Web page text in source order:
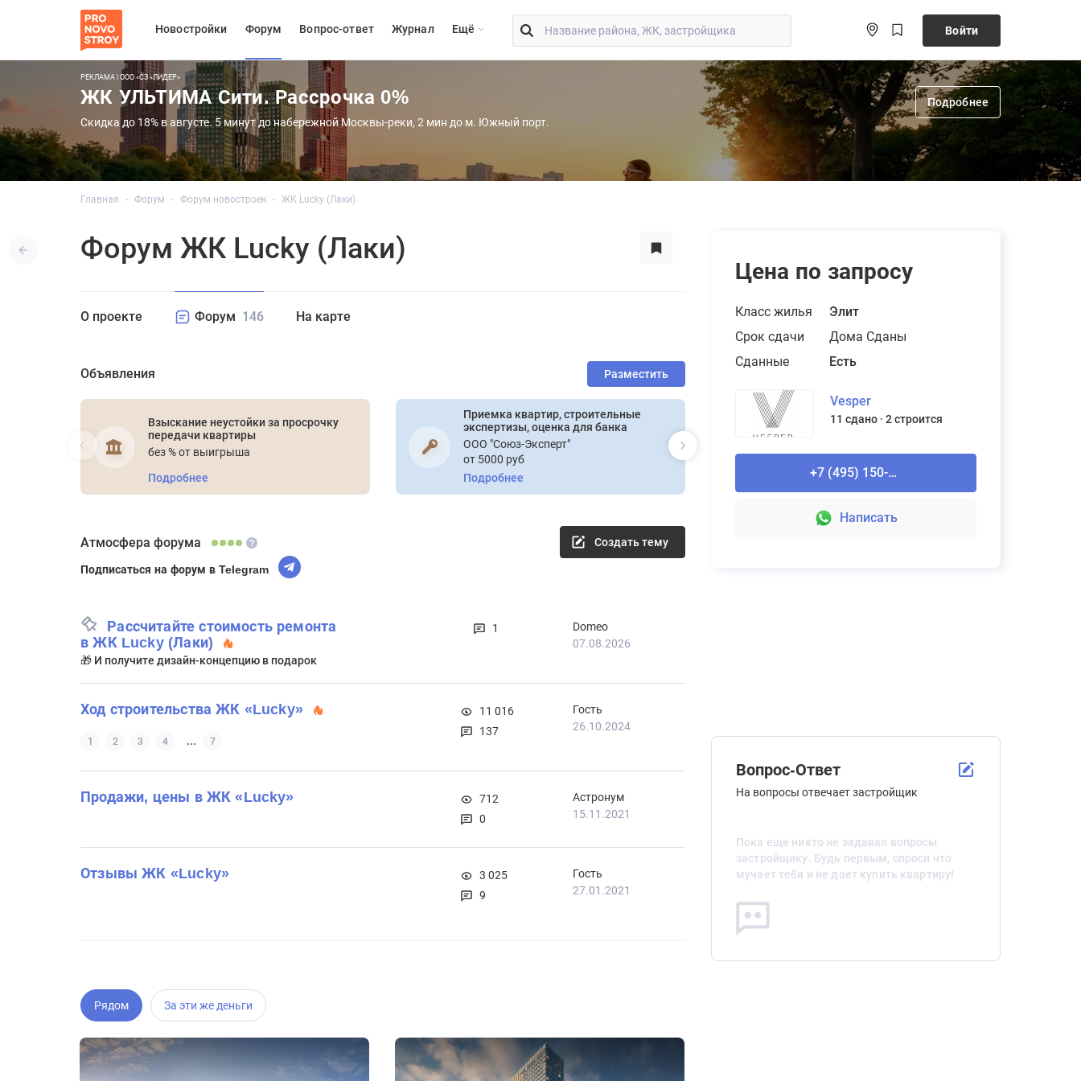
Новостройки Форум Вопрос-ответ Журнал Eщё Войти
РЕКЛАМА | ООО «СЗ «ЛИДЕР»
ЖК УЛЬТИМА Сити. Рассрочка 0%
Скидка до 18% в августе. 5 минут до набережной Москвы-реки, 2 мин до м. Южный порт.
Подробнее
Главная Форум Форум новостроек ЖК Lucky (Лаки)
Цена по запросу
Класс жилья
Элит
Срок сдачи
Дома Сданы
Сданные
Есть
Vesper
11 сдано 2 строится
+7 (495) 150-90-61
Написать
Вопрос-Ответ
На вопросы отвечает застройщик
Пока еще никто не задавал вопросы
застройщику. Будь первым, спроси что
мучает тебя и не дает купить квартиру!
Форум ЖК Lucky (Лаки)
О проекте Форум 146 На карте
Объявления Разместить
Взыскание неустойки за просрочку
передачи квартиры
без % от выигрыша
Подробнее
Приемка квартир, строительные
экспертизы, оценка для банка
ООО "Союз-Эксперт"
от 5000 руб
Подробнее
Рассчитайте стоимость ремонта
Подробнее
Атмосфера форума
Подписаться на форум в Telegram
Создать тему
Рассчитайте стоимость ремонта
в ЖК Lucky (Лаки)
🎁 И получите дизайн-концепцию в подарок
1
Domeo
07.08.2026
Ход строительства ЖК «Lucky»
1 2 3 4 ... 7
11 016
137
Гость
26.10.2024
Продажи, цены в ЖК «Lucky»
712
0
Астронум
15.11.2021
Отзывы ЖК «Lucky»
3 025
9
Гость
27.01.2021
Рядом За эти же деньги